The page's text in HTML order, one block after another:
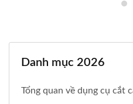
Danh mục 2026
Tổng quan về dụng cụ cắt